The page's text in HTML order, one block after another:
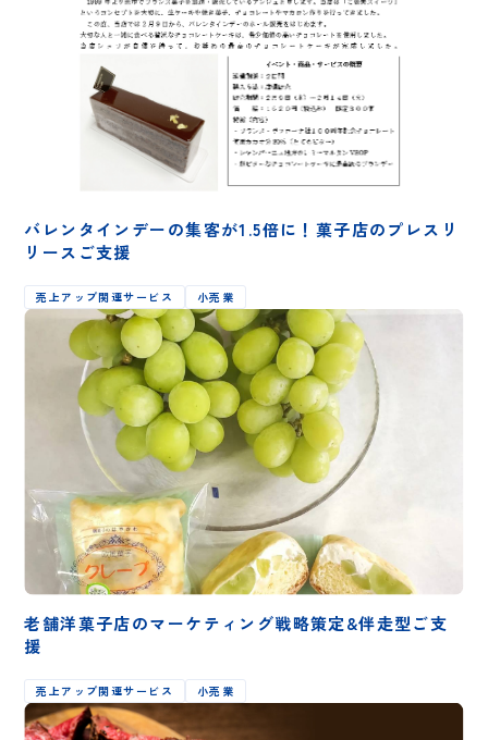
バレンタインデーの集客が1.5倍に！菓子店のプレスリ
リースご支援
売上アップ関連サービス 小売業
老舗洋菓子店のマーケティング戦略策定&伴走型ご支
援
売上アップ関連サービス 小売業